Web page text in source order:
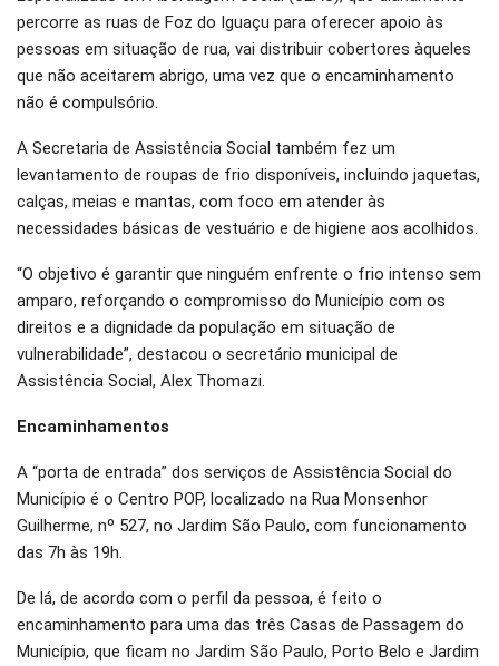
percorre as ruas de Foz do Iguaçu para oferecer apoio às
pessoas em situação de rua, vai distribuir cobertores àqueles
que não aceitarem abrigo, uma vez que o encaminhamento
não é compulsório.
A Secretaria de Assistência Social também fez um
levantamento de roupas de frio disponíveis, incluindo jaquetas,
calças, meias e mantas, com foco em atender às
necessidades básicas de vestuário e de higiene aos acolhidos.
“O objetivo é garantir que ninguém enfrente o frio intenso sem
amparo, reforçando o compromisso do Município com os
direitos e a dignidade da população em situação de
vulnerabilidade”, destacou o secretário municipal de
Assistência Social, Alex Thomazi.
Encaminhamentos
A “porta de entrada” dos serviços de Assistência Social do
Município é o Centro POP, localizado na Rua Monsenhor
Guilherme, nº 527, no Jardim São Paulo, com funcionamento
das 7h às 19h.
De lá, de acordo com o perfil da pessoa, é feito o
encaminhamento para uma das três Casas de Passagem do
Município, que ficam no Jardim São Paulo, Porto Belo e Jardim